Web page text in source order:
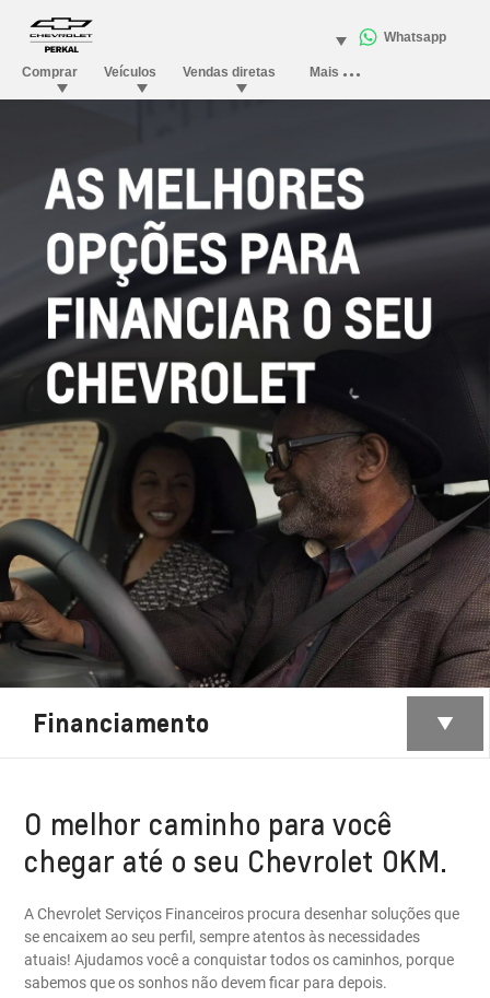
Financiamento
O melhor caminho para você
chegar até o seu Chevrolet 0KM.
A Chevrolet Serviços Financeiros procura desenhar soluções que
se encaixem ao seu perfil, sempre atentos às necessidades
atuais! Ajudamos você a conquistar todos os caminhos, porque
sabemos que os sonhos não devem ficar para depois.